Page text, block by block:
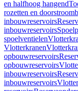
en halfhoog hangend
rozetten en
inbouwreservoirs
inbouwreservoirs
spoelventielen
Vlotterkranen
opbouwreservoirs
opbouwreservoirs
inbouwreservoirs
inbouwreservoirs